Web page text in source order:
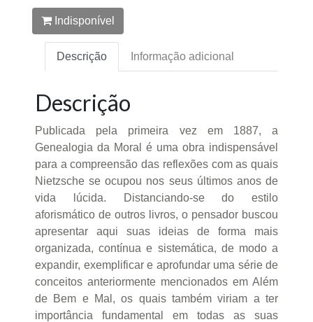
Indisponível
Descrição Informação adicional
Descrição
Publicada pela primeira vez em 1887, a
Genealogia da Moral é uma obra indispensável
para a compreensão das reflexões com as quais
Nietzsche se ocupou nos seus últimos anos de
vida lúcida. Distanciando-se do estilo
aforismático de outros livros, o pensador buscou
apresentar aqui suas ideias de forma mais
organizada, contínua e sistemática, de modo a
expandir, exemplificar e aprofundar uma série de
conceitos anteriormente mencionados em Além
de Bem e Mal, os quais também viriam a ter
importância fundamental em todas as suas